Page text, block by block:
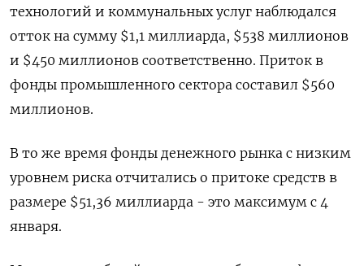
технологий и коммунальных услуг наблюдался
отток на сумму $1,1 миллиарда, $538 миллионов
и $450 миллионов соответственно. Приток в
фонды промышленного сектора составил $560
миллионов.
В то же время фонды денежного рынка с низким
уровнем риска отчитались о притоке средств в
размере $51,36 миллиарда - это максимум с 4
января.